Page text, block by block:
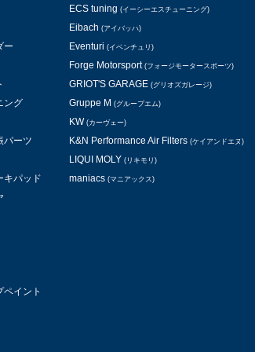
ー
ング
パーツ
キパッド
ペイント
ECS tuning (イーシーエスチューニング)
Eibach (アイバッハ)
Eventuri (イベンチュリ)
Forge Motorsport (フォージモータースポーツ)
GRIOT'S GARAGE (グリオズガレージ)
Gruppe M (グループエム)
KW (カーヴェー)
K&N Performance Air Filters (ケイアンドエヌ)
LIQUI MOLY (リキモリ)
maniacs (マニアックス)